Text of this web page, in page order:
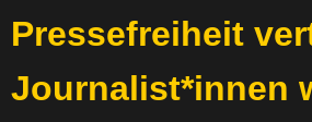
Pressefreiheit
Journalist*innen